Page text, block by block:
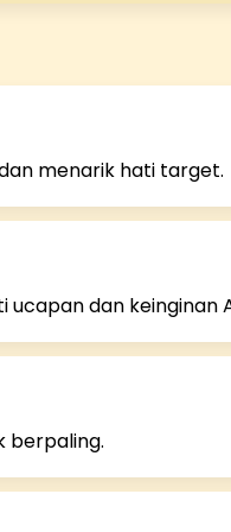
menarik hati target.
dan keinginan
berpaling.